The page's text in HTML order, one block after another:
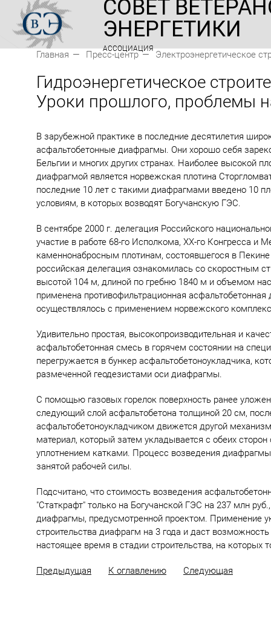
СОВЕТ
ЭНЕРГЕТИКИ
АССОЦИАЦИЯ
Главная Пресс-центр Электроэнергетическое
Гидроэнергетическое
Уроки прошлого, проблемы
В зарубежной практике в последние десятилетия
асфальтобетонные диафрагмы. Они хорошо себя
Бельгии и многих других странах. Наиболее высокой
диафрагмой является норвежская плотина
последние 10 лет с такими диафрагмами введено 10
условиям, в которых возводят Богучанскую ГЭС.
В сентябре 2000 г. делегация Российского
участие в работе 68-го Исполкома, XX-го Конгресса и
каменнонабросным плотинам, состоявшегося в
российская делегация ознакомилась со скоростным
высотой 104 м, длиной по гребню 1840 м и объемом
применена противофильтрационная
осуществлялось с применением норвежского
Удивительно простая, высокопроизводительная и
асфальтобетонная смесь в горячем состоянии на
перегружается в бункер асфальтобетоноукладчика,
размеченной геодезистами оси диафрагмы.
С помощью газовых горелок поверхность ранее
следующий слой асфальтобетона толщиной 20 см,
асфальтобетоноукладчиком движется другой
материал, который затем укладывается с обеих
уплотнением катками. Процесс возведения
занятой рабочей силы.
Подсчитано, что стоимость возведения
"Статкрафт" только на Богучанской ГЭС на 237 млн
диафрагмы, предусмотренной проектом. Применение
строительства диафрагм на 3 года и даст
настоящее время в стадии строительства, на
Предыдущая К оглавлению Следующая